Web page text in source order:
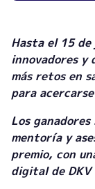
Hasta el 15
innovadores y
más retos en
para
Los
mentoría y
premio, con
digital de